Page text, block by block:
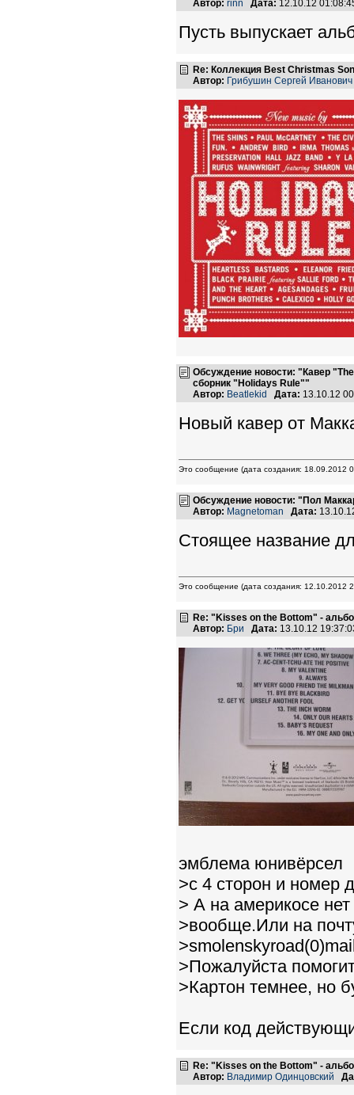
Автор: rinn Дата: 12.10.12
Пусть выпускает
Re: Коллекция Best Christmas
Автор: Грибушин Сергей Иванович
Обсуждение новости: "Кавер
сборник "Holidays Rule""
Автор: Beatlekid Дата: 13.10.12
Новый кавер от
Это сообщение (дата создания: 18.09.2012
Обсуждение новости: "Пол
Автор: Magnetoman Дата:
Стоящее название
Это сообщение (дата создания: 12.10.2012
Re: "Kisses on the Bottom" -
Автор: Бри Дата: 13.10.12
эмблема юнивёрсел
>с 4 сторон и номер
> А на америкосе
>вообще.Или на
>Пожалуйста
>Картон темнее, но
Если код
Re: "Kisses on the Bottom" -
Автор: Владимир Одинцовский